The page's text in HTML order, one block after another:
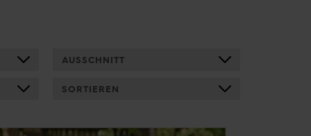
AUSSCHNITT
SORTIEREN